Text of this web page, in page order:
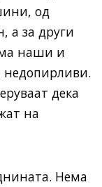
од
а за други
наши и
дека
на
Нема